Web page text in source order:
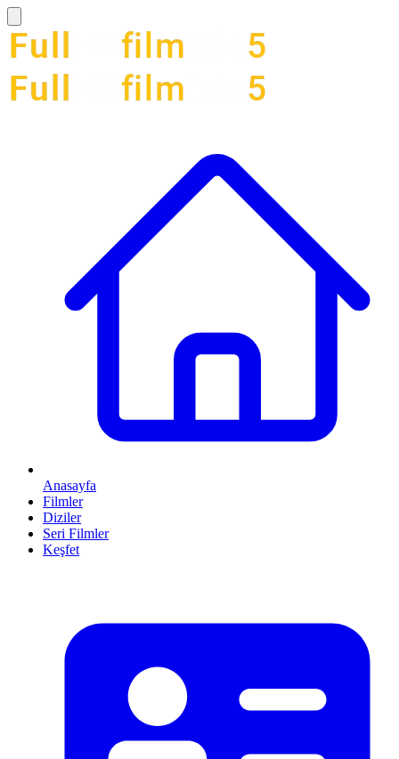
Anasayfa
Filmler
Diziler
Seri Filmler
Keşfet